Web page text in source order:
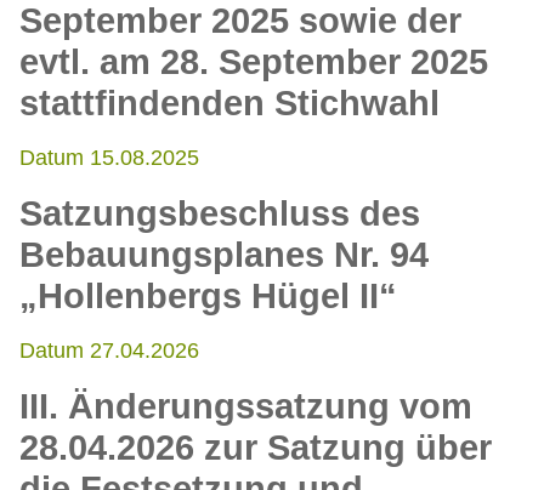
September 2025 sowie der
evtl. am 28. September 2025
stattfindenden Stichwahl
Datum 15.08.2025
Satzungsbeschluss des
Bebauungsplanes Nr. 94
„Hollenbergs Hügel II“
Datum 27.04.2026
III. Änderungssatzung vom
28.04.2026 zur Satzung über